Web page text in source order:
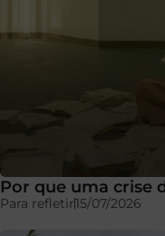
Por que uma crise
Para refletir15/07/2026